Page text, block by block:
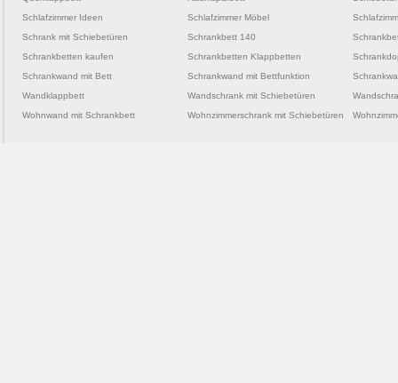
Schlafzimmer Ideen
Schlafzimmer Möbel
Schrank mit Schiebetüren
Schrankbett 140
Schrankbetten kaufen
Schrankbetten Klappbetten
Schrankwand mit Bett
Schrankwand mit Bettfunktion
Wandklappbett
Wandschrank mit Schiebetüren
Wohnwand mit Schrankbett
Wohnzimmerschrank mit Schiebetüren